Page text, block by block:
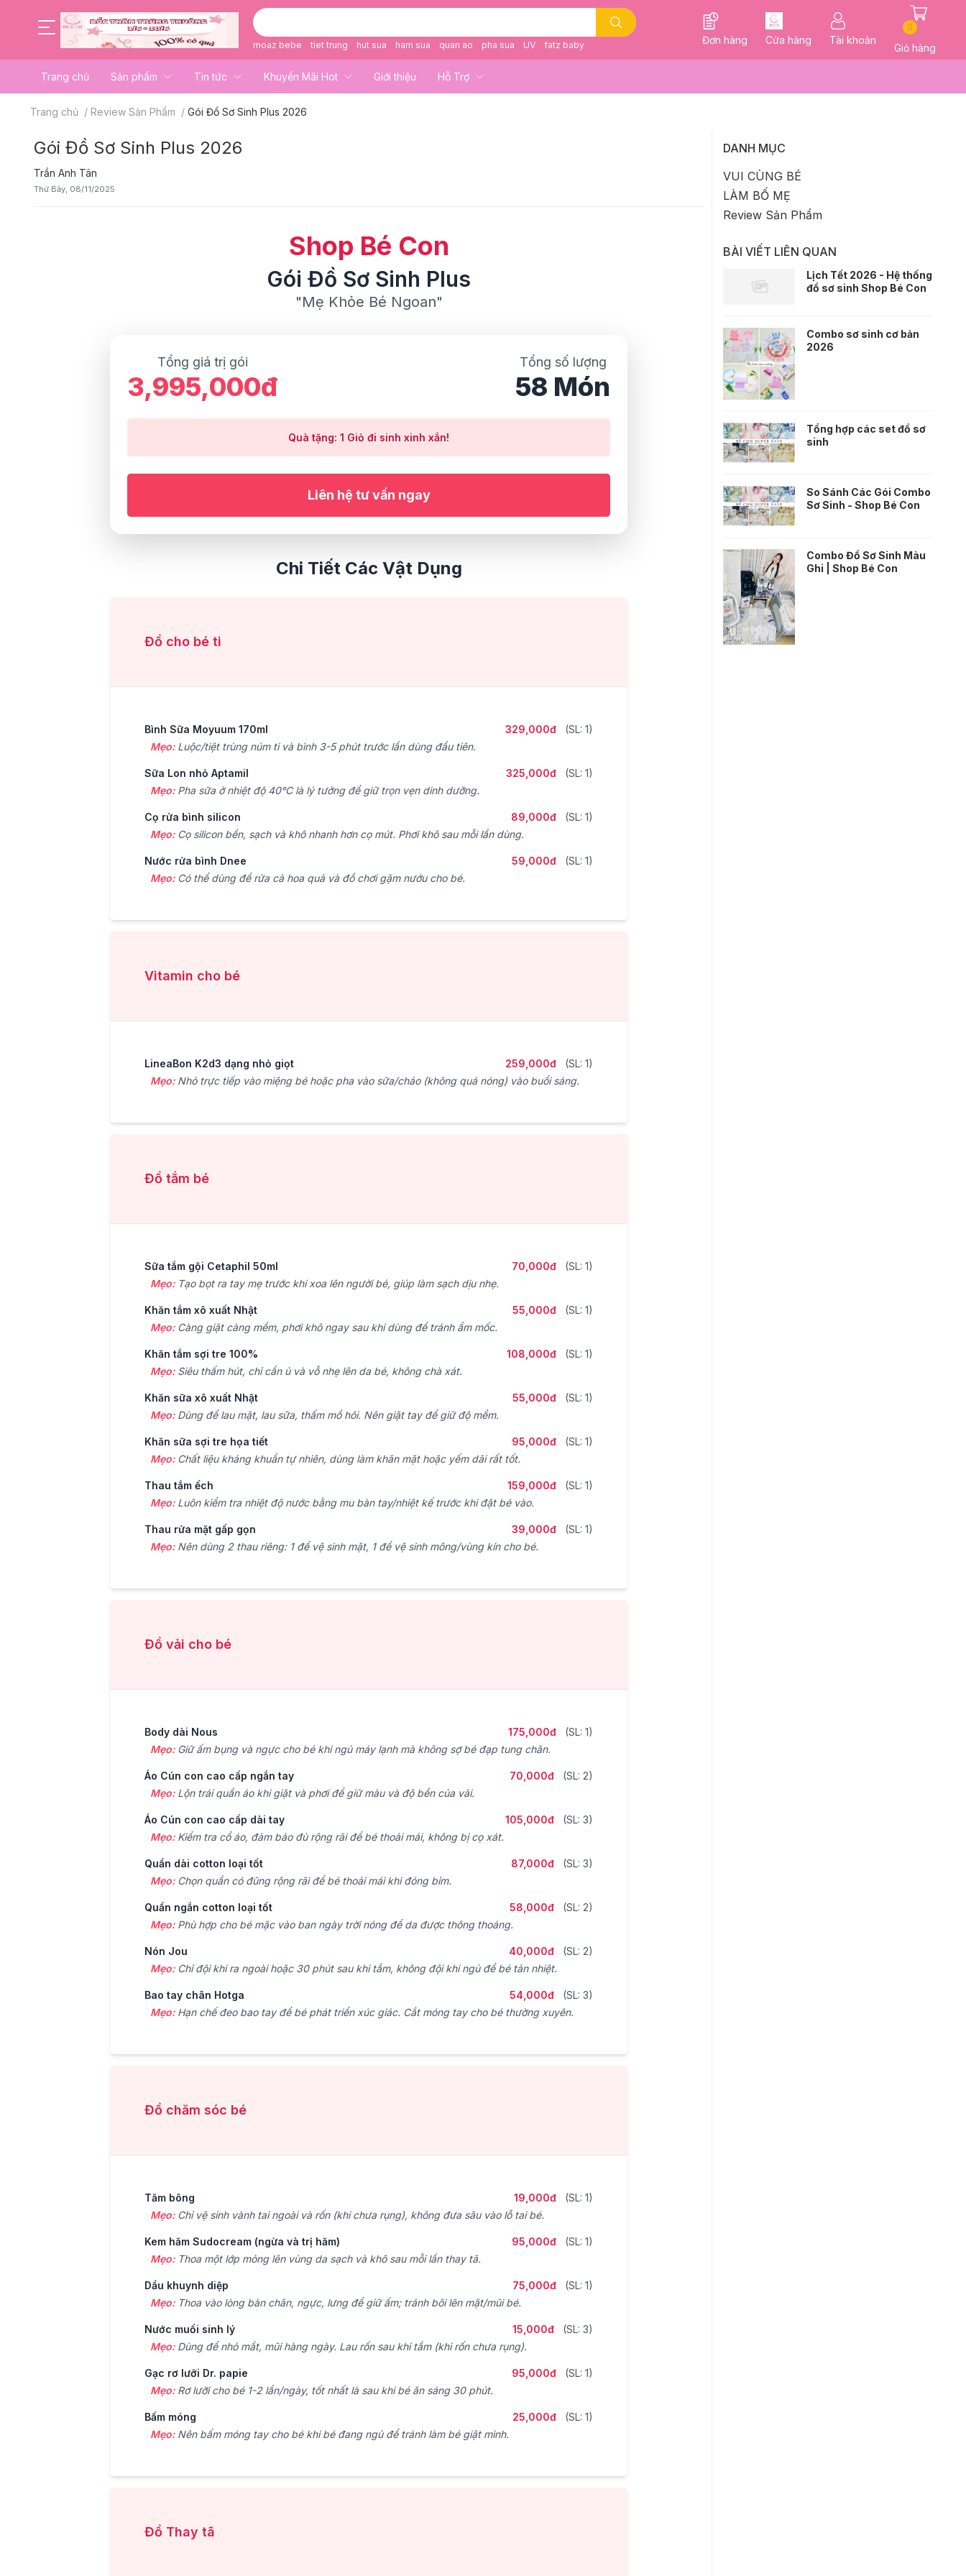
moaz bebe tiet trung hut sua ham sua quan ao pha sua UV fatz baby Đơn hàng Cửa hàng Tài khoản
0
Giỏ hàng
Trang chủ Sản phẩm Tin tức Khuyến Mãi Hot Giới thiệu Hỗ Trợ
Trang chủ / Review Sản Phẩm / Gói Đồ Sơ Sinh Plus 2026
Gói Đồ Sơ Sinh Plus 2026
Trần Anh Tân
Thứ Bảy, 08/11/2025
Shop Bé Con
Gói Đồ Sơ Sinh Plus
"Mẹ Khỏe Bé Ngoan"
Tổng giá trị gói
3,995,000đ
Tổng số lượng
58 Món
Quà tặng: 1 Giỏ đi sinh xinh xắn!
Liên hệ tư vấn ngay
Chi Tiết Các Vật Dụng
Đồ cho bé ti
Bình Sữa Moyuum 170ml 329,000đ
(SL: 1)
Mẹo:Luộc/tiệt trùng núm ti và bình 3-5 phút trước lần dùng đầu tiên.
Sữa Lon nhỏ Aptamil 325,000đ
(SL: 1)
Mẹo:Pha sữa ở nhiệt độ 40°C là lý tưởng để giữ trọn vẹn dinh dưỡng.
Cọ rửa bình silicon 89,000đ
(SL: 1)
Mẹo:Cọ silicon bền, sạch và khô nhanh hơn cọ mút. Phơi khô sau mỗi lần dùng.
Nước rửa bình Dnee 59,000đ
(SL: 1)
Mẹo:Có thể dùng để rửa cả hoa quả và đồ chơi gặm nướu cho bé.
Vitamin cho bé
LineaBon K2d3 dạng nhỏ giọt 259,000đ
(SL: 1)
Mẹo:Nhỏ trực tiếp vào miệng bé hoặc pha vào sữa/cháo (không quá nóng) vào buổi sáng.
Đồ tắm bé
Sữa tắm gội Cetaphil 50ml 70,000đ
(SL: 1)
Mẹo:Tạo bọt ra tay mẹ trước khi xoa lên người bé, giúp làm sạch dịu nhẹ.
Khăn tắm xô xuất Nhật 55,000đ
(SL: 1)
Mẹo:Càng giặt càng mềm, phơi khô ngay sau khi dùng để tránh ẩm mốc.
Khăn tắm sợi tre 100% 108,000đ
(SL: 1)
Mẹo:Siêu thấm hút, chỉ cần ủ và vỗ nhẹ lên da bé, không chà xát.
Khăn sữa xô xuất Nhật 55,000đ
(SL: 1)
Mẹo:Dùng để lau mặt, lau sữa, thấm mồ hôi. Nên giặt tay để giữ độ mềm.
Khăn sữa sợi tre họa tiết 95,000đ
(SL: 1)
Mẹo:Chất liệu kháng khuẩn tự nhiên, dùng làm khăn mặt hoặc yếm dãi rất tốt.
Thau tắm ếch 159,000đ
(SL: 1)
Mẹo:Luôn kiểm tra nhiệt độ nước bằng mu bàn tay/nhiệt kế trước khi đặt bé vào.
Thau rửa mặt gấp gọn 39,000đ
(SL: 1)
Mẹo:Nên dùng 2 thau riêng: 1 để vệ sinh mặt, 1 để vệ sinh mông/vùng kín cho bé.
Đồ vải cho bé
Body dài Nous 175,000đ
(SL: 1)
Mẹo:Giữ ấm bụng và ngực cho bé khi ngủ máy lạnh mà không sợ bé đạp tung chăn.
Áo Cún con cao cấp ngắn tay 70,000đ
(SL: 2)
Mẹo:Lộn trái quần áo khi giặt và phơi để giữ màu và độ bền của vải.
Áo Cún con cao cấp dài tay 105,000đ
(SL: 3)
Mẹo:Kiểm tra cổ áo, đảm bảo đủ rộng rãi để bé thoải mái, không bị cọ xát.
Quần dài cotton loại tốt 87,000đ
(SL: 3)
Mẹo:Chọn quần có đũng rộng rãi để bé thoải mái khi đóng bỉm.
Quần ngắn cotton loại tốt 58,000đ
(SL: 2)
Mẹo:Phù hợp cho bé mặc vào ban ngày trời nóng để da được thông thoáng.
Nón Jou 40,000đ
(SL: 2)
Mẹo:Chỉ đội khi ra ngoài hoặc 30 phút sau khi tắm, không đội khi ngủ để bé tản nhiệt.
Bao tay chân Hotga 54,000đ
(SL: 3)
Mẹo:Hạn chế đeo bao tay để bé phát triển xúc giác. Cắt móng tay cho bé thường xuyên.
Đồ chăm sóc bé
Tăm bông 19,000đ
(SL: 1)
Mẹo:Chỉ vệ sinh vành tai ngoài và rốn (khi chưa rụng), không đưa sâu vào lỗ tai bé.
Kem hăm Sudocream (ngừa và trị hăm) 95,000đ
(SL: 1)
Mẹo:Thoa một lớp mỏng lên vùng da sạch và khô sau mỗi lần thay tã.
Dầu khuynh diệp 75,000đ
(SL: 1)
Mẹo:Thoa vào lòng bàn chân, ngực, lưng để giữ ấm; tránh bôi lên mặt/mũi bé.
Nước muối sinh lý 15,000đ
(SL: 3)
Mẹo:Dùng để nhỏ mắt, mũi hàng ngày. Lau rốn sau khi tắm (khi rốn chưa rụng).
Gạc rơ lưỡi Dr. papie 95,000đ
(SL: 1)
Mẹo:Rơ lưỡi cho bé 1-2 lần/ngày, tốt nhất là sau khi bé ăn sáng 30 phút.
Bấm móng 25,000đ
(SL: 1)
Mẹo:Nên bấm móng tay cho bé khi bé đang ngủ để tránh làm bé giật mình.
Đồ Thay tã
DANH MỤC
VUI CÙNG BÉ
LÀM BỐ MẸ
Review Sản Phẩm
BÀI VIẾT LIÊN QUAN
Lịch Tết 2026 - Hệ thống
đồ sơ sinh Shop Bé Con
Combo sơ sinh cơ bản
2026
Tổng hợp các set đồ sơ
sinh
So Sánh Các Gói Combo
Sơ Sinh - Shop Bé Con
Combo Đồ Sơ Sinh Màu
Ghi | Shop Bé Con